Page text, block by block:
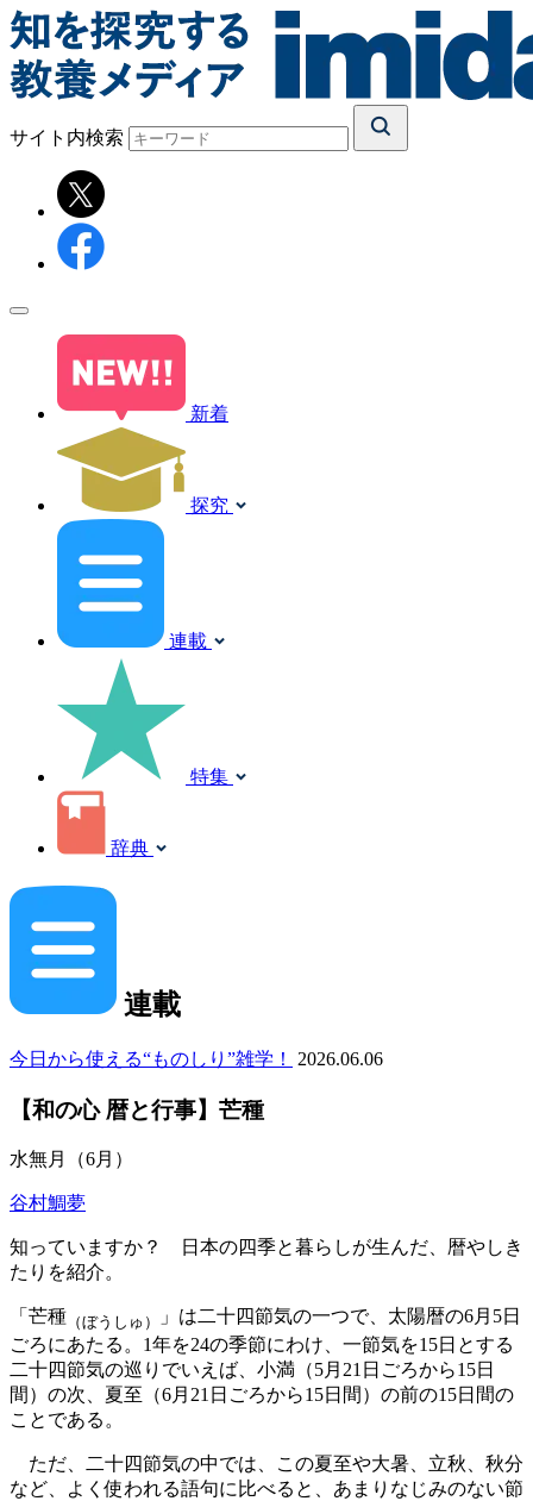
サイト内検索
新着
探究
連載
特集
辞典
連載
今日から使える“ものしり”雑学！ 2026.06.06
【和の心 暦と行事】芒種
水無月（6月）
谷村鯛夢
知っていますか？ 日本の四季と暮らしが生んだ、暦やしき
たりを紹介。
「芒種 （ぼうしゅ）
」は二十四節気の一つで、太陽暦の6月5日
ごろにあたる。1年を24の季節にわけ、一節気を15日とする
二十四節気の巡りでいえば、小満（5月21日ごろから15日
間）の次、夏至（6月21日ごろから15日間）の前の15日間の
ことである。
ただ、二十四節気の中では、この夏至や大暑、立秋、秋分
など、よく使われる語句に比べると、あまりなじみのない節